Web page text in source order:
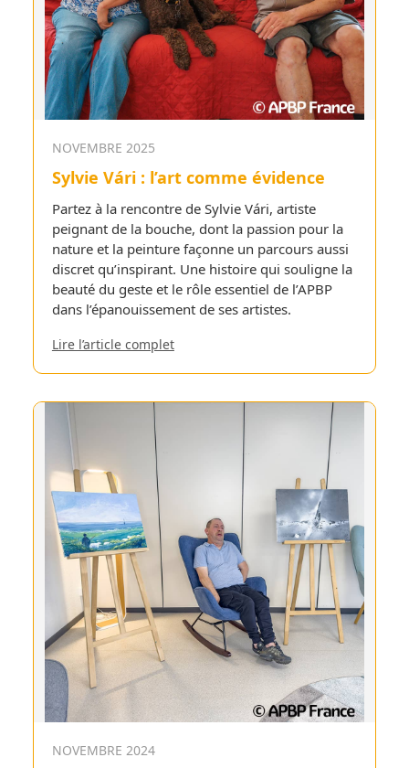
NOVEMBRE 2025
Sylvie Vári : l’art comme évidence
Partez à la rencontre de Sylvie Vári, artiste
peignant de la bouche, dont la passion pour la
nature et la peinture façonne un parcours aussi
discret qu’inspirant. Une histoire qui souligne la
beauté du geste et le rôle essentiel de l’APBP
dans l’épanouissement de ses artistes.
Lire l’article complet
NOVEMBRE 2024